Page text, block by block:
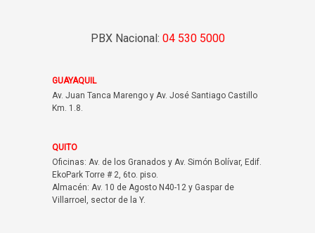
PBX Nacional: 04 530 5000
GUAYAQUIL
Av. Juan Tanca Marengo y Av. José Santiago Castillo
Km. 1.8.
QUITO
Oficinas: Av. de los Granados y Av. Simón Bolívar, Edif.
EkoPark Torre # 2, 6to. piso.
Almacén: Av. 10 de Agosto N40-12 y Gaspar de
Villarroel, sector de la Y.